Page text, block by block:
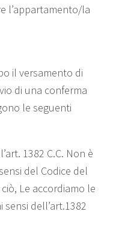
l’appartamento/la
il versamento di
di una conferma
le seguenti
1382 C.C. Non è
del Codice del
Le accordiamo le
dell’art.1382